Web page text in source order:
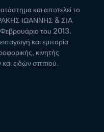
και αποτελεί το
ΙΩΑΝΝΗΣ & ΣΙΑ
του 2013.
και εμπορία
κινητής
ειδών σπιτιού.